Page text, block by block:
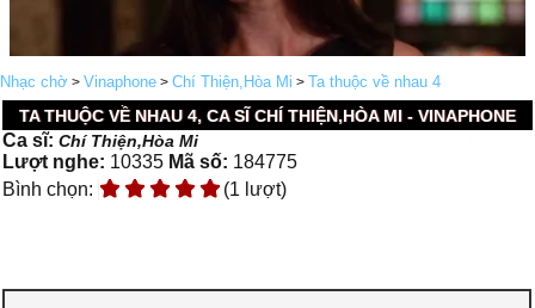
Nhạc chờ > Vinaphone > Chí Thiện,Hòa Mi > Ta thuộc về nhau 4
TA THUỘC VỀ NHAU 4, CA SĨ CHÍ THIỆN,HÒA MI - VINAPHONE
Ca sĩ:Chí Thiện,Hòa Mi
Lượt nghe: 10335 Mã số: 184775
Bình chọn:
(1 lượt)